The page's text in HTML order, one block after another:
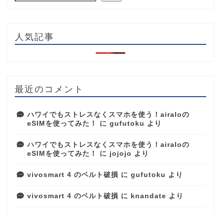
人気記事
最近のコメント
ハワイでもストレスなくスマホを使う！airaloの
eSIMを使ってみた！
に gufutoku より
ハワイでもストレスなくスマホを使う！airaloの
eSIMを使ってみた！
に jojojo より
vivosmart 4 のベルト破損 に gufutoku より
vivosmart 4 のベルト破損 に knandate より